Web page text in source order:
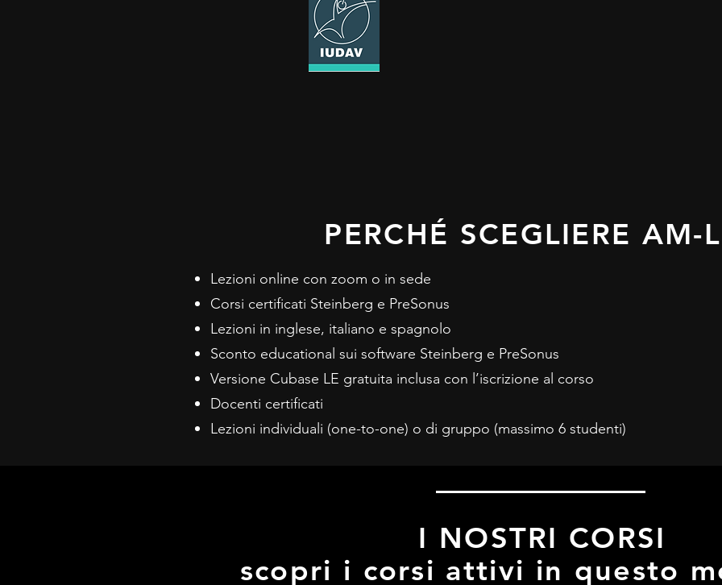
PERCHÉ SCEGLIERE AM-
Lezioni online con zoom o in sede
Corsi certificati Steinberg e PreSonus
Lezioni in inglese, italiano e spagnolo
Sconto educational sui software Steinberg e PreSonus
Versione Cubase LE gratuita inclusa con l’iscrizione al corso
Docenti certificati
Lezioni individuali (one-to-one) o di gruppo (massimo 6 studenti)
I NOSTRI CORSI
scopri i corsi attivi in questo